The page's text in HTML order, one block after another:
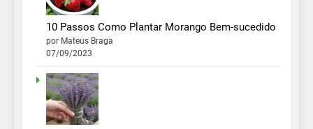
10 Passos Como Plantar Morango Bem-sucedido
por Mateus Braga
07/09/2023